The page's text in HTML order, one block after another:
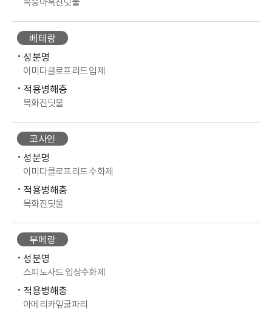
복숭아혹진딧물
베테랑
성분명
이미다클로프리드 입제
적용병해충
목화진딧물
코사인
성분명
이미다클로프리드 수화제
적용병해충
목화진딧물
부메랑
성분명
스피노사드 입상수화제
적용병해충
아메리카잎굴파리